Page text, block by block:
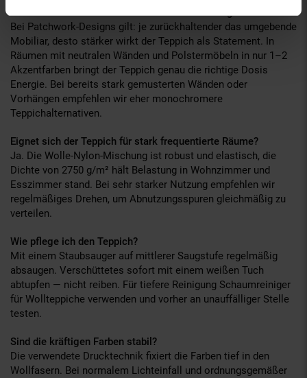
Wirkt der bunte Patchwork-Print nicht zu unruhig?
Bei Patchwork-Designs gilt: je zurückhaltender das umgebende
Mobiliar, desto stärker wirkt der Teppich als Statement. In
Räumen mit neutralen Wänden und Polstermöbeln in nur 1–2
Akzentfarben bringt der Teppich genau die richtige Dosis
Energie. Bei bereits stark gemusterten Wänden oder
Vorhängen empfehlen wir eher monochromere
Teppichalternativen.
Eignet sich der Teppich für stark frequentierte Räume?
Ja. Die Wolle-Nylon-Mischung ist robust und elastisch, die
Dichte von 2750 g/m² hält Belastung in Wohnzimmer und
Esszimmer stand. Bei sehr starker Nutzung empfehlen wir
regelmäßiges Drehen, um Abnutzungsspuren gleichmäßig zu
verteilen.
Wie pflege ich den Teppich?
Mit einem Staubsauger auf mittlerer Saugstufe regelmäßig
absaugen. Verschüttetes sofort mit einem weißen Tuch
abtupfen — nicht reiben. Für tiefere Reinigung Schaumreiniger
für Wollteppiche verwenden und vorher an unauffälliger Stelle
testen.
Sind die kräftigen Farben stabil?
Die verwendete Drucktechnik fixiert die Farben tief in den
Wollfasern. Bei normalem Lichteinfall und ordnungsgemäßer